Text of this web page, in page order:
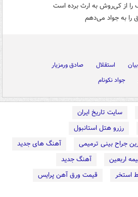
را از کی‌روش به ارث برده است
را به جواد می‌دهم
استقلال
صادق ورمزیار
جواد نکونام
سایت تاریخ ایران
رزرو هتل استانبول
جراح بینی ترمیمی
آهنگ های جدید
اربعین
آهنگ جدید
استخر
قیمت ورق آهن پرایس